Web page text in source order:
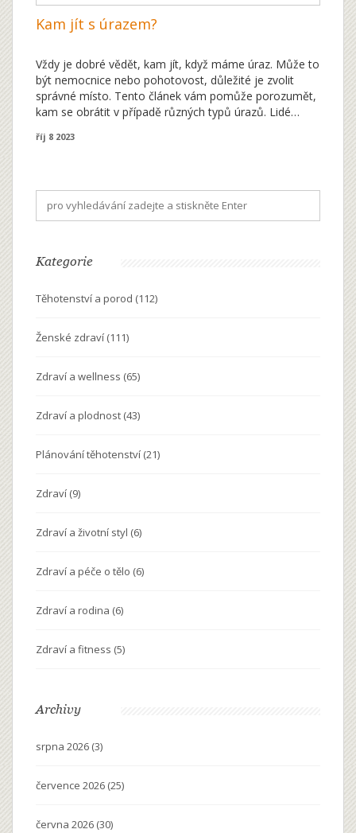
Kam jít s úrazem?
Vždy je dobré vědět, kam jít, když máme úraz. Může to
být nemocnice nebo pohotovost, důležité je zvolit
správné místo. Tento článek vám pomůže porozumět,
kam se obrátit v případě různých typů úrazů. Lidé
poskytnu důležité informace, které by vám mohly
říj 8 2023
Kategorie
Těhotenství a porod (112)
Ženské zdraví (111)
Zdraví a wellness (65)
Zdraví a plodnost (43)
Plánování těhotenství (21)
Zdraví (9)
Zdraví a životní styl (6)
Zdraví a péče o tělo (6)
Zdraví a rodina (6)
Zdraví a fitness (5)
Archivy
srpna 2026 (3)
července 2026 (25)
června 2026 (30)